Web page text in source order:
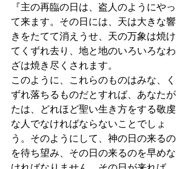
『主の再臨の日は、盗人のようにやっ
て来ます。その日には、天は大きな響
きをたてて消えうせ、天の万象は焼け
てくずれ去り、地と地のいろいろなわ
ざは焼き尽くされます。
このように、これらのものはみな、く
ずれ落ちるものだとすれば、あなたが
たは、どれほど聖い生き方をする敬虔
な人でなければならないことでしょ
う。そのようにして、神の日の来るの
を待ち望み、その日の来るのを早めな